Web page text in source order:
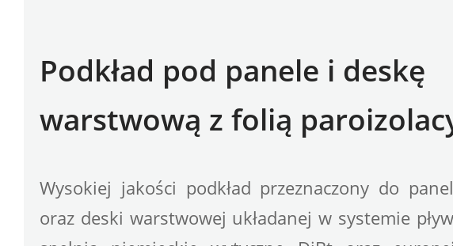
Podkład pod panele i deskę
warstwową z folią
Wysokiej jakości podkład przeznaczony do
oraz deski warstwowej układanej w systemie